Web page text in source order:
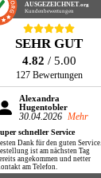
AUSGEZEICHNET .org
Kundenbewertungen
SEHR GUT
4.82 / 5.00
127 Bewertungen
Alexandra
Hugentobler
30.04.2026 Mehr
schneller Service
Dank für den guten Service.
ist am nächsten Tag
angekommen und netter
am Telefon.